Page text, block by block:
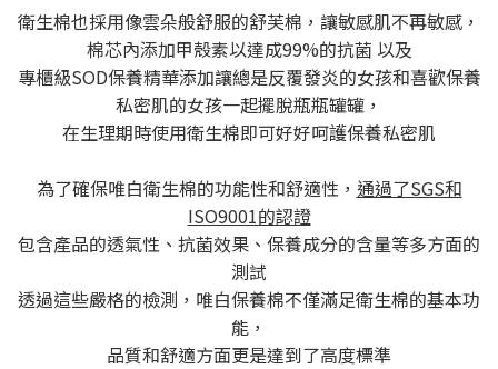
衛生棉也採用像雲朵般舒服的舒芙棉，讓敏感肌不再敏感，
棉芯內添加甲殼素以達成99%的抗菌 以及
專櫃級SOD保養精華添加讓總是反覆發炎的女孩和喜歡保養
私密肌的女孩一起擺脫瓶瓶罐罐，
在生理期時使用衛生棉即可好好呵護保養私密肌
為了確保唯白衛生棉的功能性和舒適性， 通過了SGS和
ISO9001的認證
包含產品的透氣性、抗菌效果、保養成分的含量等多方面的
測試
透過這些嚴格的檢測，唯白保養棉不僅滿足衛生棉的基本功
能，
品質和舒適方面更是達到了高度標準